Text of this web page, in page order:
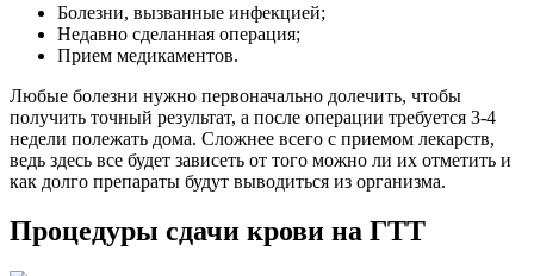
Болезни, вызванные инфекцией;
Недавно сделанная операция;
Прием медикаментов.
Любые болезни нужно первоначально долечить, чтобы
получить точный результат, а после операции требуется 3-4
недели полежать дома. Сложнее всего с приемом лекарств,
ведь здесь все будет зависеть от того можно ли их отметить и
как долго препараты будут выводиться из организма.
Процедуры сдачи крови на ГТТ